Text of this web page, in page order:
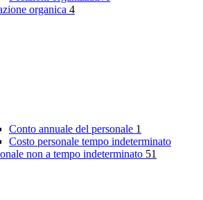
organica 4
Conto annuale del personale 1
Costo personale tempo indeterminato
non a tempo indeterminato 51